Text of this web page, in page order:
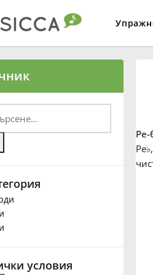
Български
Deutsch
условия
Ре♭